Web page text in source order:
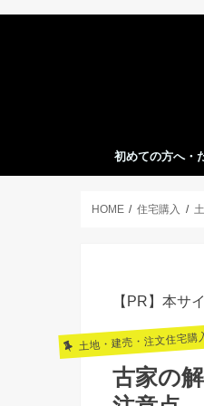
初めての方へ・
HOME 住宅購入
【PR】本サ
土地・建売・注文住宅購
古家の